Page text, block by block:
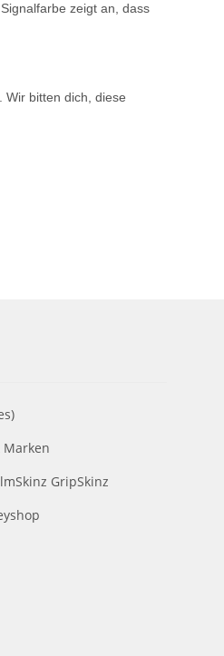
zeigt an, dass
Wir bitten dich, diese
GripSkinz